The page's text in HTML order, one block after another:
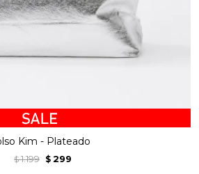
Kim - Plateado
$ 1.199 $ 299